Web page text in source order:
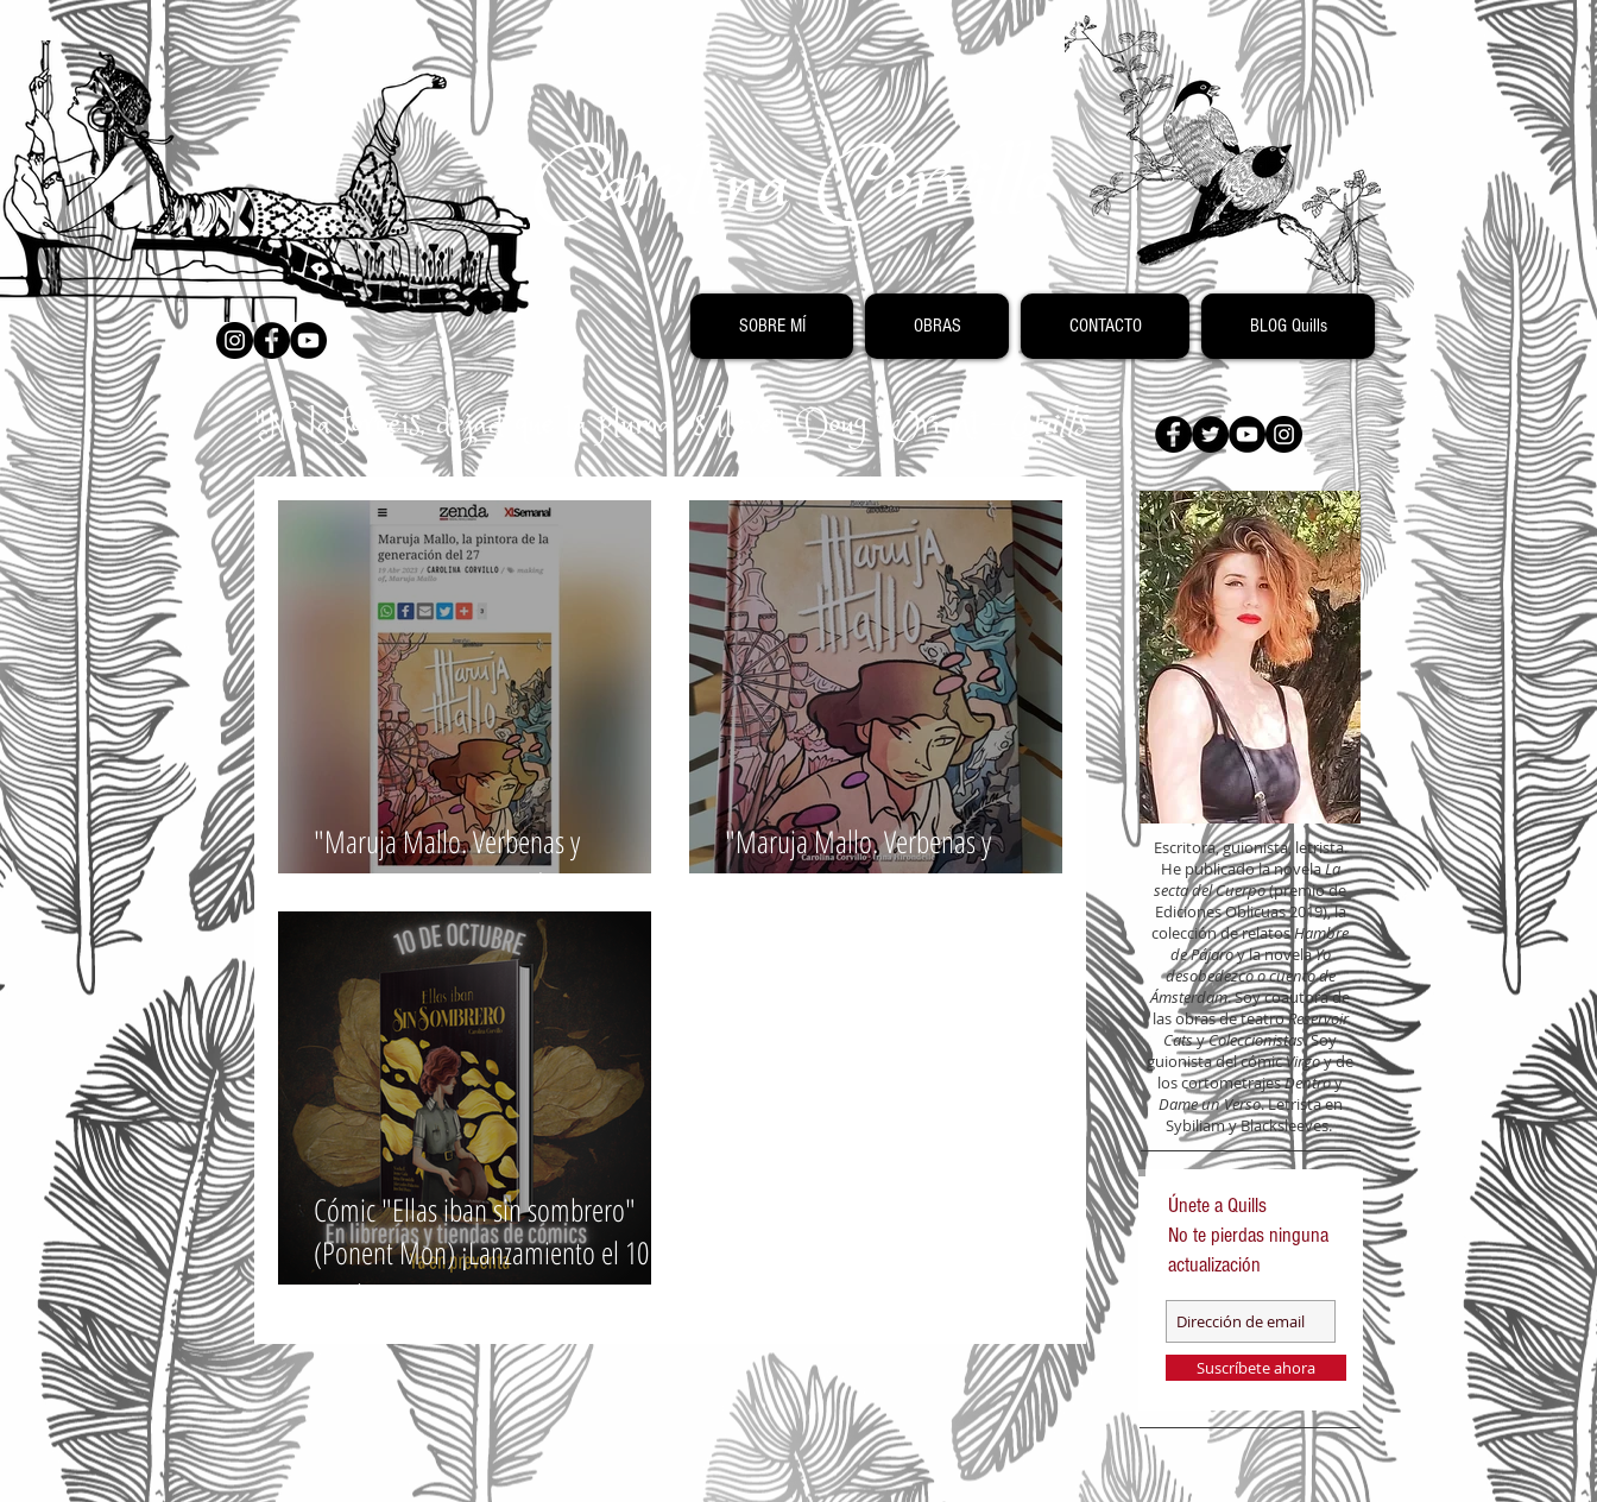
Carolina Corvillo
SOBRE MÍ OBRAS CONTACTO BLOG Quills
"No la forcéis, dejad que la pluma os lleve" Doug Wright - Quills
"Maruja Mallo. Verbenas y
campanarios", en Zenda
"Maruja Mallo. Verbenas y
campanarios". Lanzamiento.
Cómic "Ellas iban sin sombrero"
(Ponent Mon) ¡Lanzamiento el 10 de
octubre!
Escritora, guionista, letrista.
He publicado la novelaLa
secta del Cuerpo(premio de
Ediciones Oblicuas 2019), la
colección de relatosHambre
de Pájaroy la novelaYo
desobedezco o cuento de
Ámsterdam. Soy coautora de
las obras de teatroReservoir
CatsyColeccionistas. Soy
guionista del cómicVirgoy de
los cortometrajesDentroy
Dame un Verso. Letrista en
Sybiliam y Blacksleeves.
Únete a Quills
No te pierdas ninguna
actualización
Suscríbete ahora